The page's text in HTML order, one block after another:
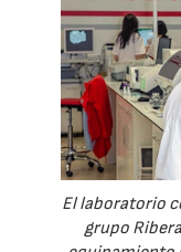
El laboratorio
grupo